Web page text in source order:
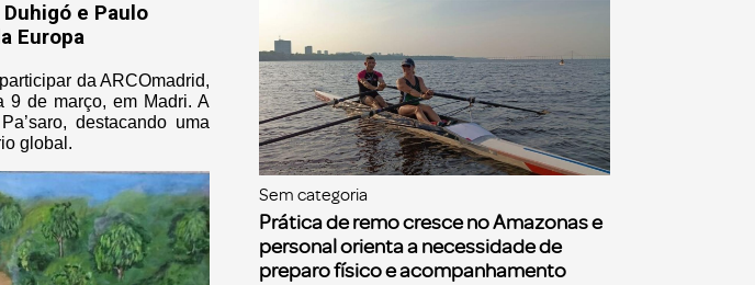
e Paulo
Europa
da ARCOmadrid,
9 de março, em Madri. A
destacando uma
global.
Sem categoria
Prática de remo cresce no Amazonas e
personal orienta a necessidade de
preparo físico e acompanhamento